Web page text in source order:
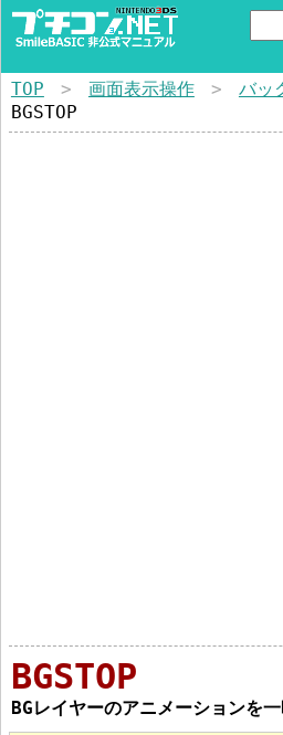
TOP
> 画面表示操作 > バッ
BGSTOP
BGSTOP
BGレイヤーのアニメーションを